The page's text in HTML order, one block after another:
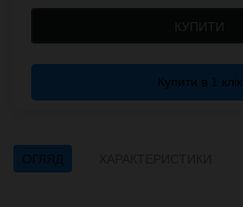
КУПИТИ
Купити в 1 клік
ОГЛЯД